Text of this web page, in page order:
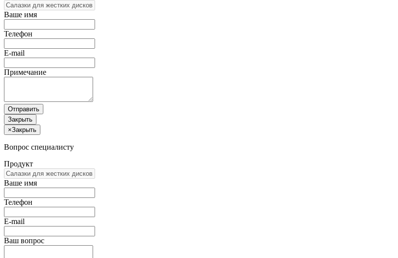
Ваше имя
Телефон
E-mail
Примечание
Отправить
Закрыть
×Закрыть
Вопрос специалисту
Продукт
Ваше имя
Телефон
E-mail
Ваш вопрос